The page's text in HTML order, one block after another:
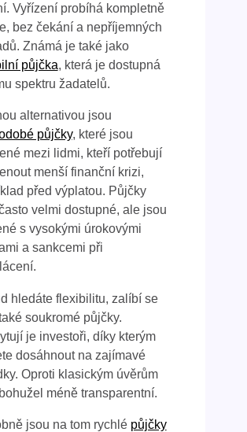
Vyřízení probíhá kompletně
bez čekání a nepříjemných
Známá je také jako
půjčka, která je dostupná
spektru žadatelů.
alternativou jsou
půjčky, které jsou
mezi lidmi, kteří potřebují
menší finanční krizi,
před výplatou. Půjčky
velmi dostupné, ale jsou
s vysokými úrokovými
a sankcemi při
hledáte flexibilitu, zalíbí se
soukromé půjčky.
je investoři, díky kterým
dosáhnout na zajímavé
Oproti klasickým úvěrům
méně transparentní.
jsou na tom rychlé půjčky